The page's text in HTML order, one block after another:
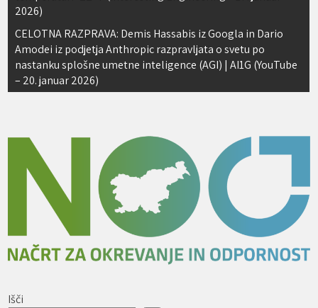
2026)
CELOTNA RAZPRAVA: Demis Hassabis iz Googla in Dario
Amodei iz podjetja Anthropic razpravljata o svetu po
nastanku splošne umetne inteligence (AGI) | AI1G (YouTube
– 20. januar 2026)
Išči